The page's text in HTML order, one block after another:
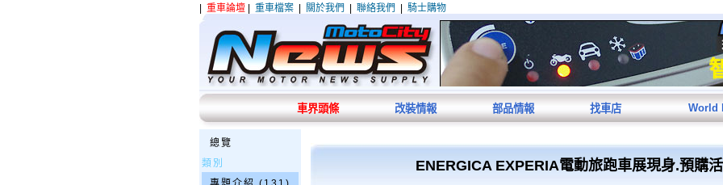
重車論壇 重車檔案 關於我們 聯絡我們 騎士購物
車界頭條 改裝情報 部品情報 找車店 World
總覽
類別
ENERGICA EXPERIA電動旅跑車展現身.預購